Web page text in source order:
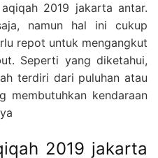
2019 jakarta antar.
namun hal ini cukup
repot untuk mengangkut
Seperti yang diketahui,
terdiri dari puluhan atau
membutuhkan kendaraan
2019 jakarta